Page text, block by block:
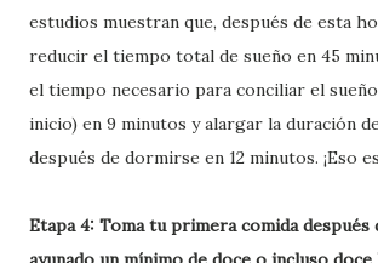
estudios muestran que, después de esta
reducir el tiempo total de sueño en 45
el tiempo necesario para conciliar el
inicio) en 9 minutos y alargar la duración
después de dormirse en 12 minutos. ¡Eso
Etapa 4: Toma tu primera comida después